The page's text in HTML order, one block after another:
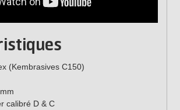
(Kembrasives C150)
calibré D & C